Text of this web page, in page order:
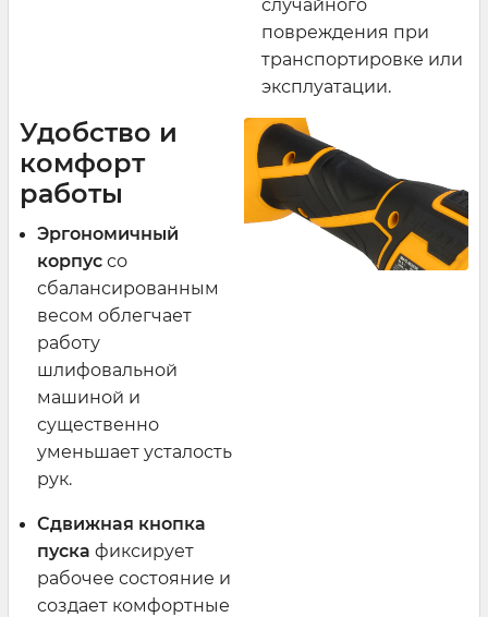
случайного
повреждения при
транспортировке или
эксплуатации.
Удобство и
комфорт
работы
Эргономичный
корпус со
сбалансированным
весом облегчает
работу
шлифовальной
машиной и
существенно
уменьшает усталость
рук.
Сдвижная кнопка
пуска фиксирует
рабочее состояние и
создает комфортные